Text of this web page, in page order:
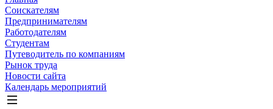
Соискателям
Предпринимателям
Работодателям
Студентам
Путеводитель по компаниям
Рынок труда
Новости сайта
Календарь мероприятий